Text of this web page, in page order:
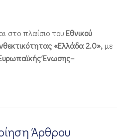
στο πλαίσιο του Εθνικού
«Ελλάδα 2.0», με
Ένωσης–
Άρθρου